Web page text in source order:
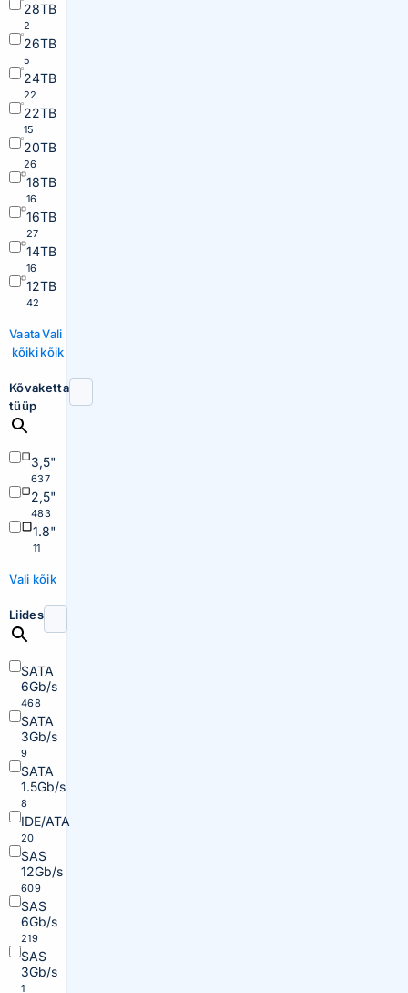
28TB
2
26TB
5
24TB
22
22TB
15
20TB
26
18TB
16
16TB
27
14TB
16
12TB
42
Vaata
kõiki
Vali
kõik
Kõvaketta
tüüp
3,5"
637
2,5"
483
1.8"
11
Vali kõik
Liides
SATA
6Gb/s
468
SATA
3Gb/s
9
SATA
1.5Gb/s
8
IDE/ATA
20
SAS
12Gb/s
609
SAS
6Gb/s
219
SAS
3Gb/s
1